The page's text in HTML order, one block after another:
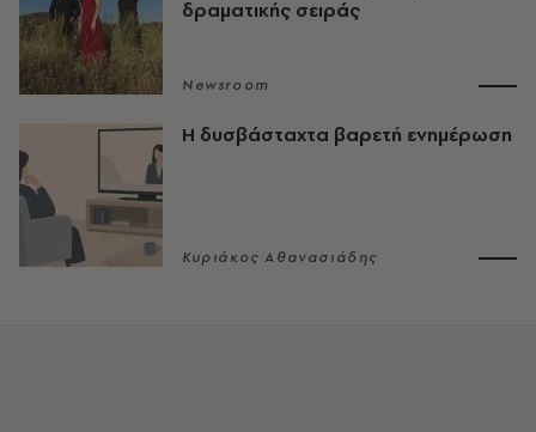
δραματικής σειράς
Newsroom
Η δυσβάσταχτα βαρετή ενημέρωση
Κυριάκος Αθανασιάδης